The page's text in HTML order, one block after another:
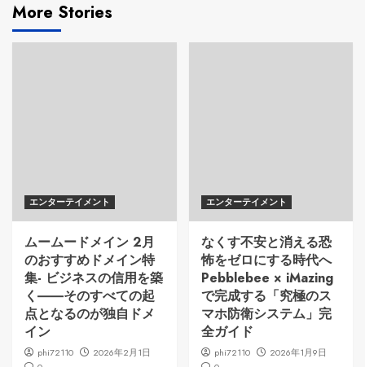
More Stories
エンターテイメント
ムームードメイン 2月
のおすすめドメイン特
集- ビジネスの信用を築
く――そのすべての起
点となるのが独自ドメ
イン
phi72110
2026年2月1日
エンターテイメント
なくす不安と消える恐
怖をゼロにする時代へ
Pebblebee × iMazing
で完成する「究極のス
マホ防衛システム」完
全ガイド
phi72110
2026年1月9日